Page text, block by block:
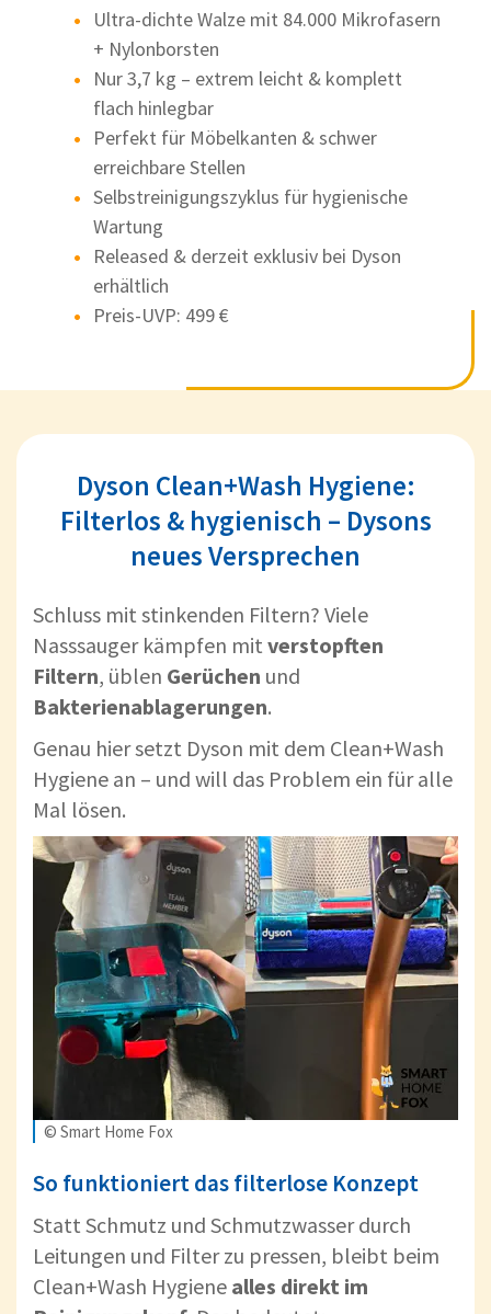
Ultra-dichte Walze mit 84.000 Mikrofasern
+ Nylonborsten
Nur 3,7 kg – extrem leicht & komplett
flach hinlegbar
Perfekt für Möbelkanten & schwer
erreichbare Stellen
Selbstreinigungszyklus für hygienische
Wartung
Released & derzeit exklusiv bei Dyson
erhältlich
Preis-UVP: 499 €
Dyson Clean+Wash Hygiene:
Filterlos & hygienisch – Dysons
neues Versprechen
Schluss mit stinkenden Filtern? Viele
Nasssauger kämpfen mit verstopften
Filtern, üblen Gerüchen und
Bakterienablagerungen.
Genau hier setzt Dyson mit dem Clean+Wash
Hygiene an – und will das Problem ein für alle
Mal lösen.
© Smart Home Fox
So funktioniert das filterlose Konzept
Statt Schmutz und Schmutzwasser durch
Leitungen und Filter zu pressen, bleibt beim
Clean+Wash Hygiene alles direkt im